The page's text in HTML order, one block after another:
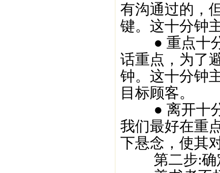
有沟通过的，
键。这十分钟
● 重点十分
话重点，为了
钟。这十分钟
目标顾客。
● 离开十分
我们最好在重
下悬念，使其
第二步:确